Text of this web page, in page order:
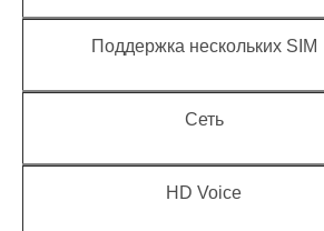
Поддержка нескольких SIM
Сеть
HD Voice